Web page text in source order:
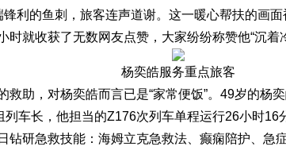
利的鱼刺，旅客连声道谢。这一暖心帮扶的画
时就收获了无数网友点赞，大家纷纷称赞他“沉着
杨奕皓服务重点旅客
助，对杨奕皓而言已是“家常便饭”。49岁的杨
列车长，他担当的Z176次列车单程运行26小时16
钻研急救技能：海姆立克急救法、癫痫陪护、